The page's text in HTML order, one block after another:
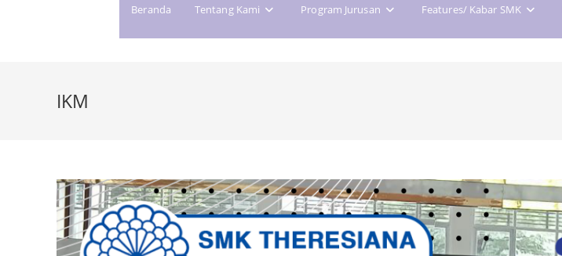
Beranda Tentang Kami Program Jurusan Features/ Kabar SMK
IKM